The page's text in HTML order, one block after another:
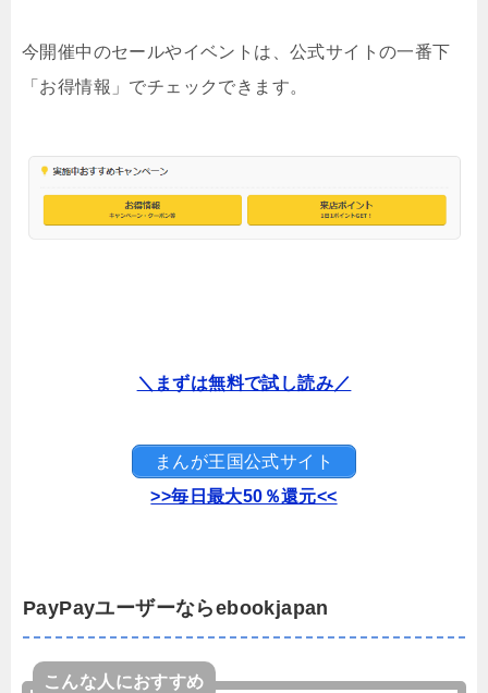
今開催中のセールやイベントは、公式サイトの一番下
「お得情報」でチェックできます。
＼まずは無料で試し読み／
まんが王国公式サイト
>>毎日最大50％還元<<
PayPayユーザーならebookjapan
こんな人におすすめ